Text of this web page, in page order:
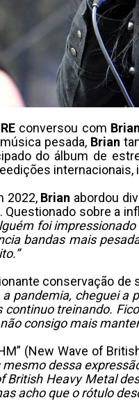
conversou com
pesada, Brian
do álbum de
internacionais,
2022, Brian abordou
sobre a
foi
bandas mais
conservação de
pandemia, cheguei
treinando.
consigo mais
(New Wave of
dessa
British Heavy Metal
acho que o rótulo